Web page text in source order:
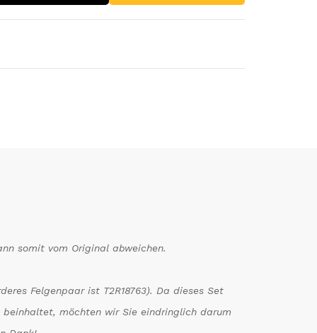
somit vom Original abweichen.
Felgenpaar ist T2R18763). Da dieses Set
beinhaltet, möchten wir Sie eindringlich darum